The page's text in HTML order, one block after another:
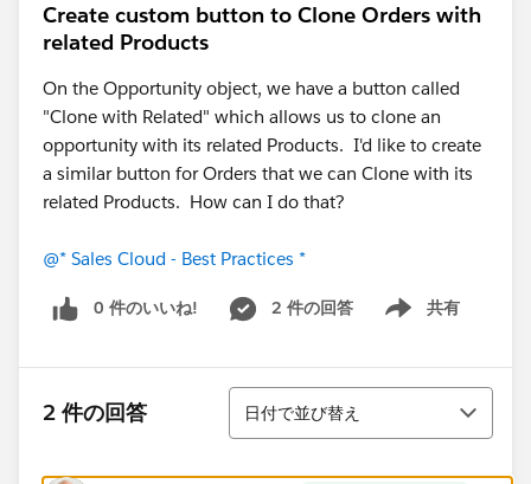
Create custom button to Clone Orders with
related Products
On the Opportunity object, we have a button called
"Clone with Related" which allows us to clone an
opportunity with its related Products. I'd like to create
a similar button for Orders that we can Clone with its
related Products. How can I do that?
@* Sales Cloud - Best Practices *
0 件のいいね! 2 件の回答 共有
Show menu
2 件の回答
並び替え
日付で並び替え